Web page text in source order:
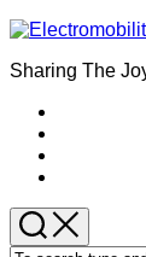
Sharing The